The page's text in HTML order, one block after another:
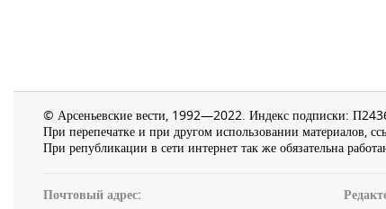
© Арсеньевские вести, 1992—2022. Индекс подписки:
При перепечатке и при другом использовании материалов,
При републикации в сети интернет так же обязательна
Почтовый адрес: